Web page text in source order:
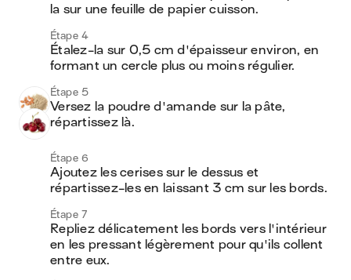
la sur une feuille de papier cuisson.
Étape 4
Étalez-la sur 0,5 cm d'épaisseur environ, en
formant un cercle plus ou moins régulier.
Étape 5
Versez la poudre d'amande sur la pâte,
répartissez là.
Étape 6
Ajoutez les cerises sur le dessus et
répartissez-les en laissant 3 cm sur les bords.
Étape 7
Repliez délicatement les bords vers l'intérieur
en les pressant légèrement pour qu'ils collent
entre eux.